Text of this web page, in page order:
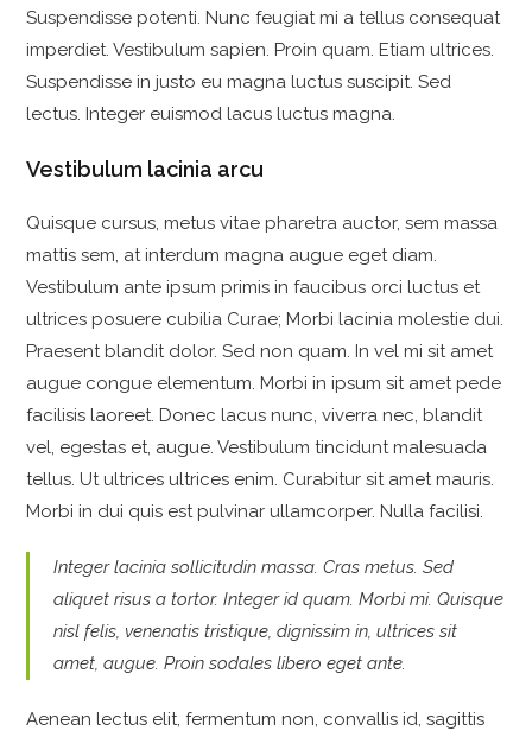
Suspendisse potenti. Nunc feugiat mi a tellus consequat
imperdiet. Vestibulum sapien. Proin quam. Etiam ultrices.
Suspendisse in justo eu magna luctus suscipit. Sed
lectus. Integer euismod lacus luctus magna.
Vestibulum lacinia arcu
Quisque cursus, metus vitae pharetra auctor, sem massa
mattis sem, at interdum magna augue eget diam.
Vestibulum ante ipsum primis in faucibus orci luctus et
ultrices posuere cubilia Curae; Morbi lacinia molestie dui.
Praesent blandit dolor. Sed non quam. In vel mi sit amet
augue congue elementum. Morbi in ipsum sit amet pede
facilisis laoreet. Donec lacus nunc, viverra nec, blandit
vel, egestas et, augue. Vestibulum tincidunt malesuada
tellus. Ut ultrices ultrices enim. Curabitur sit amet mauris.
Morbi in dui quis est pulvinar ullamcorper. Nulla facilisi.
Integer lacinia sollicitudin massa. Cras metus. Sed
aliquet risus a tortor. Integer id quam. Morbi mi. Quisque
nisl felis, venenatis tristique, dignissim in, ultrices sit
amet, augue. Proin sodales libero eget ante.
Aenean lectus elit, fermentum non, convallis id, sagittis